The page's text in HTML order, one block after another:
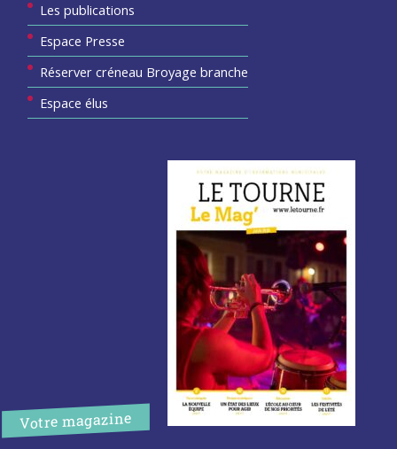
Les publications
Espace Presse
Réserver créneau Broyage branche
Espace élus
Votre magazine